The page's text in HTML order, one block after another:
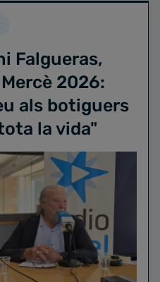
Falgueras,
2026:
als botiguers
la vida"